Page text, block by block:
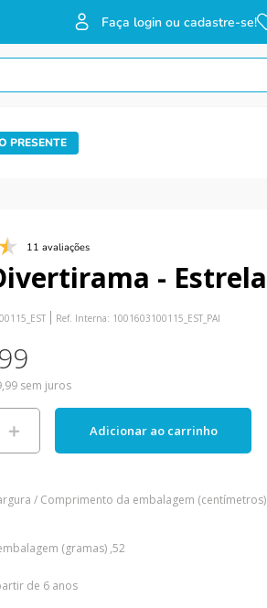
Faça login ou cadastre-se!
PRESENTE
11 avaliações
- Estrela
Ref. Interna: 1001603100115_EST_PAI
99
,99 sem juros
＋ Adicionar ao carrinho
/ Comprimento da embalagem (centímetros)
(gramas) ,52
de 6 anos